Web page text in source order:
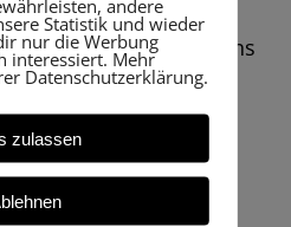
Malerarbeiten
zögern Sie nicht, uns
uns auf Ihr
andere
Statistik und wieder
nur die Werbung
interessiert. Mehr
Datenschutzerklärung.
zulassen